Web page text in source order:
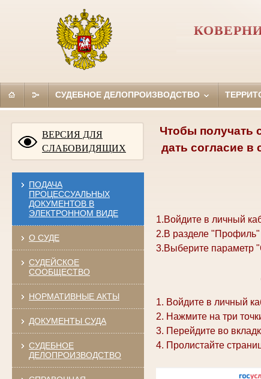
СУДЕБНОЕ ДЕЛОПРОИЗВОДСТВО
ВЕРСИЯ ДЛЯ
СЛАБОВИДЯЩИХ
ПОДАЧА
ПРОЦЕССУАЛЬНЫХ
ДОКУМЕНТОВ В
ЭЛЕКТРОННОМ ВИДЕ
О СУДЕ
СУДЕЙСКОЕ
СООБЩЕСТВО
НОРМАТИВНЫЕ АКТЫ
ДОКУМЕНТЫ СУДА
СУДЕБНОЕ
ДЕЛОПРОИЗВОДСТВО
Чтобы получать
дать согласие в
1.Войдите в личный
2.В разделе "Профиль"
3.Выберите параметр
1. Войдите в личный
2. Нажмите на три
3. Перейдите во
4. Пролистайте